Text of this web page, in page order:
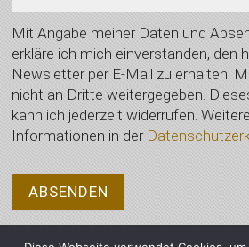
Mit Angabe meiner Daten und
erkläre ich mich einverstanden, den
Newsletter per E-Mail zu erhalten.
nicht an Dritte weitergegeben.
kann ich jederzeit widerrufen.
Informationen in der